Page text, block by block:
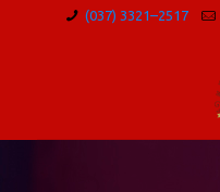
(037) 3321–2517